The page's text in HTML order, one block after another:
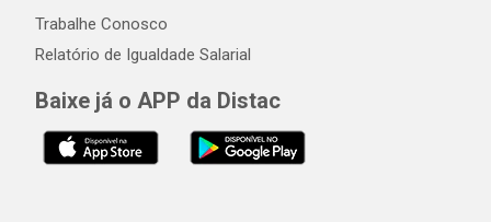
Trabalhe Conosco
Relatório de Igualdade Salarial
Baixe já o APP da Distac